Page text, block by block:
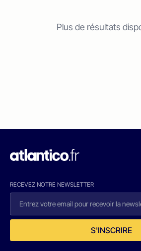
Plus de résultats
RECEVEZ NOTRE NEWSLETTER
S'INSCRIRE